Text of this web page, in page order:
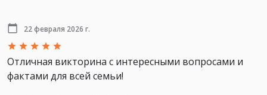
22 февраля 2026 г.
Отличная викторина с интересными вопросами и
фактами для всей семьи!